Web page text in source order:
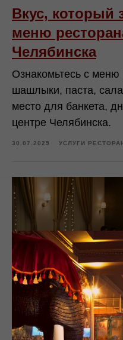
Вкус, который
меню
Челябинска
Ознакомьтесь с меню
шашлыки, паста,
место для банкета,
центре Челябинска.
30.07.2025 УСЛУГИ